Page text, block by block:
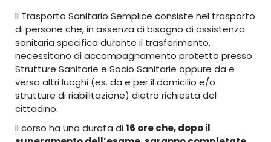
Il Trasporto Sanitario Semplice consiste nel trasporto
di persone che, in assenza di bisogno di assistenza
sanitaria specifica durante il trasferimento,
necessitano di accompagnamento protetto presso
Strutture Sanitarie e Socio Sanitarie oppure da e
verso altri luoghi (es. da e per il domicilio e/o
strutture di riabilitazione) dietro richiesta del
cittadino.
Il corso ha una durata di16 ore che, dopo il